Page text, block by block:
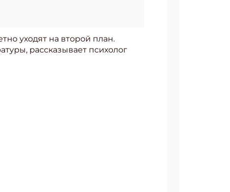
уходят на второй план.
рассказывает психолог